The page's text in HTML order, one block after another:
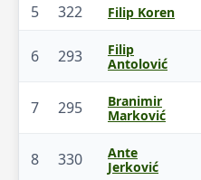
5
322 Filip Koren
6 293
Filip
Antolović
7 295
Branimir
Marković
8 330
Ante
Jerković